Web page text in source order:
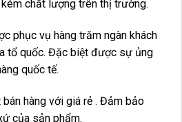
chất lượng trên thị trường.
phục vụ hàng trăm ngàn khách
tổ quốc. Đặc biệt được sự ủng
quốc tế.
bán hàng với giá rẻ . Đảm bảo
của sản phẩm.